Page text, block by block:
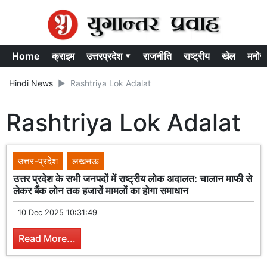
Home क्राइम उत्तरप्रदेश ▾ राजनीति राष्ट्रीय खेल
Hindi News Rashtriya Lok Adalat
Rashtriya Lok Adalat
उत्तर-प्रदेश
लखनऊ
उत्तर प्रदेश के सभी जनपदों में राष्ट्रीय लोक अदालत: चालान माफी से
लेकर बैंक लोन तक हजारों मामलों का होगा समाधान
10 Dec 2025 10:31:49
Read More...